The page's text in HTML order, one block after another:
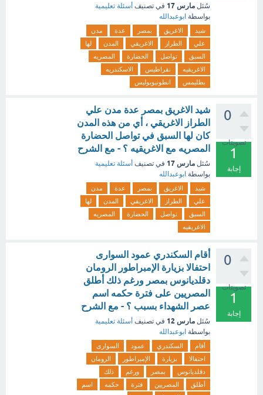
سُئل مارس 17 في تصنيف أسئلة تعليمية
بواسطة ابوعبدالله
شيد الاغريق بمصر عدة
مدن
علي
الطراز الاغريقي المدن
لها
السبق
تواصل الحضارة
المصريه
الاغريقيه
نقراطيس
الاسكندريه
بطليمس
انطونيوبوليس
0
تصويتات
1
إجابة
شيد الاغريق بمصر عدة مدن علي
الطراز الاغريقي ، أي من هذه المدن
كان لها السبق في تواصل الحضارة
المصريه مع الاغريقيه ؟ - مع الشرح
سُئل مارس 17 في تصنيف أسئلة تعليمية
بواسطة ابوعبدالله
شيد الاغريق بمصر عدة
مدن
علي
الطراز الاغريقي المدن
لها
السبق
تواصل الحضارة
المصريه
الاغريقيه
0
تصويتات
1
إجابة
أقام السكندري عمود السوارى
احتفالا بزيارة الإمبراطور الرومان
دقلديانوس بمصر ورغم ذلك أطلق
المصريين على فترة حكمه اسم
عصر الشهداء بسبب ؟ - مع الشرح
سُئل مارس 12 في تصنيف أسئلة تعليمية
بواسطة ابوعبدالله
أقام السكندري عمود
السوارى
احتفالا
بزيارة الإمبراطور
الرومان
دقلديانوس
بمصر ورغم
ذلك
أطلق
المصريين فترة حكمه
اسم